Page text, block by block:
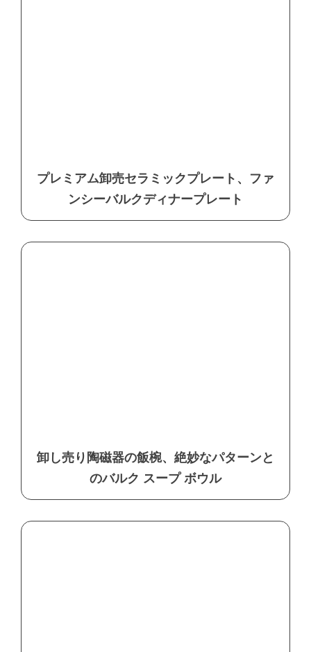
プレミアム卸売セラミックプレート、ファ
ンシーバルクディナープレート
卸し売り陶磁器の飯椀、絶妙なパターンと
のバルク スープ ボウル